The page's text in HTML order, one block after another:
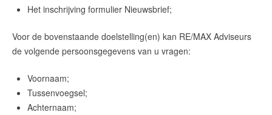
Het inschrijving formulier Nieuwsbrief;
Voor de bovenstaande doelstelling(en) kan RE/MAX Adviseurs
de volgende persoonsgegevens van u vragen:
Voornaam;
Tussenvoegsel;
Achternaam;